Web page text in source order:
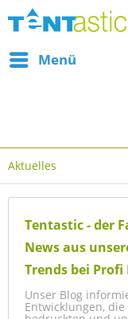
Menü
Aktuelles
Tentastic - der
News aus
Trends bei
Unser Blog
Entwicklungen,